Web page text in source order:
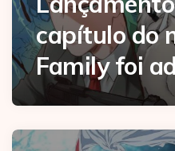
capítulo do
Family foi